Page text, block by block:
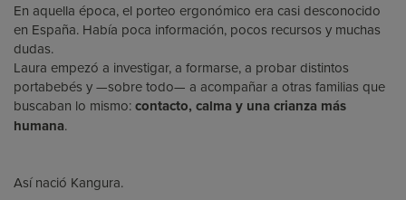
En aquella época, el porteo ergonómico era casi desconocido
en España. Había poca información, pocos recursos y muchas
dudas.
Laura empezó a investigar, a formarse, a probar distintos
portabebés y —sobre todo— a acompañar a otras familias que
buscaban lo mismo:contacto, calma y una crianza más
humana.
Así nació Kangura.